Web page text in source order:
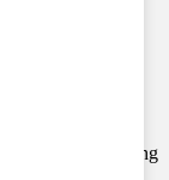
der Planung
Stellenwert ein.